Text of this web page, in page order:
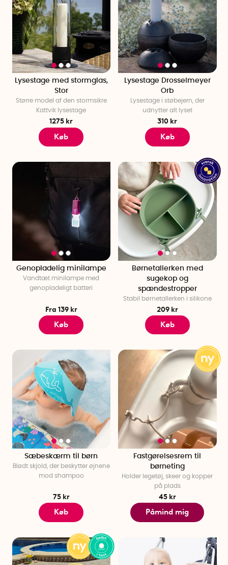
Lysestage med stormglas,
Stor
Større model af den stormsikre
Kattvik lysestage
1275 kr
Køb
Lysestage Drosselmeyer
Orb
Lysestage i støbejern, der
udnytter alt lyset
310 kr
Køb
Genopladelig minilampe
Vandtæt minilampe med
genopladeligt batteri
Fra 139 kr
Køb
Børnetallerken med
sugekop og
spændestropper
Stabil børnetallerken i silikone
209 kr
Køb
Sæbeskærm til børn
Blødt skjold, der beskytter øjnene
mod shampoo
75 kr
Køb
Fastgørelsesrem til
børneting
Holder legetøj, skeer og kopper
på plads
45 kr
Påmind mig